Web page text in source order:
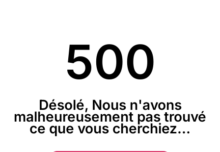
500
Désolé, Nous n'avons
malheureusement pas trouvé
ce que vous cherchiez...